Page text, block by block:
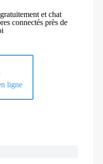
et chat
connectés près de
ligne